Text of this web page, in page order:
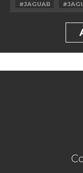
#JAGUAR